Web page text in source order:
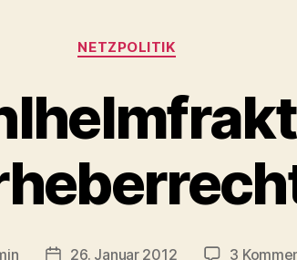
Kategorien
NETZPOLITIK
Veröffentlichungsdatum
26. Januar 2012 3